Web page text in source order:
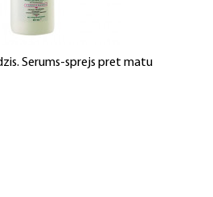
Serums-sprejs pret matu